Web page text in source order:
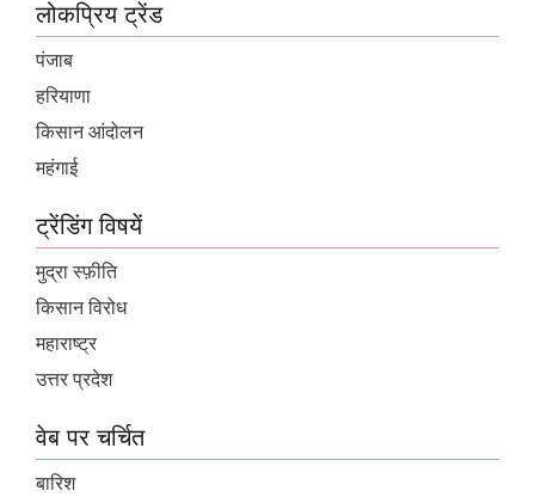
लोकप्रिय ट्रेंड
पंजाब
हरियाणा
किसान आंदोलन
महंगाई
ट्रेंडिंग विषयें
मुद्रा स्फ़ीति
किसान विरोध
महाराष्ट्र
उत्तर प्रदेश
वेब पर चर्चित
बारिश